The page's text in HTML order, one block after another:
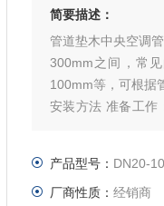
简要描述：
管道垫木中央空调
300mm之间，常
100mm等，可根据
安装方法 准备工作：在安装前，需要对管道和木哈弗进行检查，确保
产品型号： DN20-
厂商性质： 经销商